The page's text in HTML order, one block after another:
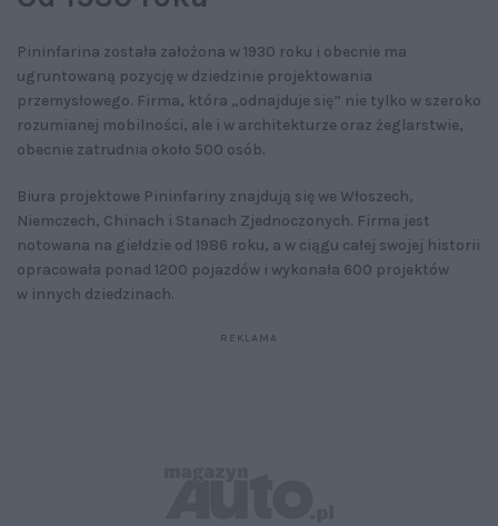
Pininfarina została założona w 1930 roku i obecnie ma
ugruntowaną pozycję w dziedzinie projektowania
przemysłowego. Firma, która „odnajduje się” nie tylko w szeroko
rozumianej mobilności, ale i w architekturze oraz żeglarstwie,
obecnie zatrudnia około 500 osób.
Biura projektowe Pininfariny znajdują się we Włoszech,
Niemczech, Chinach i Stanach Zjednoczonych. Firma jest
notowana na giełdzie od 1986 roku, a w ciągu całej swojej historii
opracowała ponad 1200 pojazdów i wykonała 600 projektów
w innych dziedzinach.